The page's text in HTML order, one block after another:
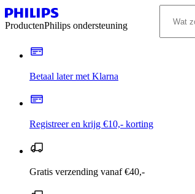
ProductenPhilips ondersteuning
Betaal later met Klarna
Registreer en krijg €10,- korting
Gratis verzending vanaf €40,-